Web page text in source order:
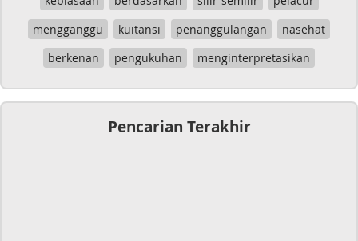
mengganggu
kuitansi penanggulangan
nasehat
berkenan
pengukuhan menginterpretasikan
Pencarian Terakhir